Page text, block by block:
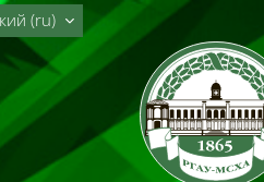
‎(ru)‎